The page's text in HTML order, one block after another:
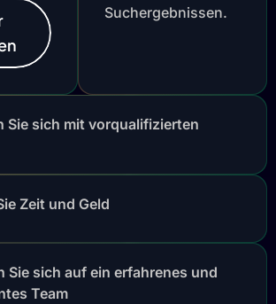
Suchergebnissen.
Sie sich mit vorqualifizierten
Zeit und Geld
Sie sich auf ein erfahrenes und
Team